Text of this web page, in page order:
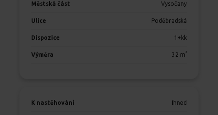
Městská část Vysočany
Ulice Poděbradská
Dispozice 1+kk
Výměra 32 m 2
K nastěhování Ihned